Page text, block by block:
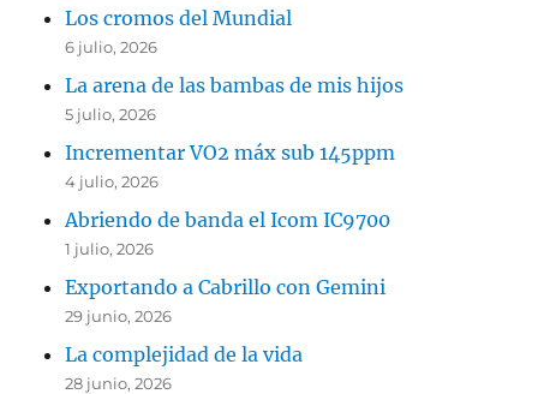
Los cromos del Mundial
6 julio, 2026
La arena de las bambas de mis hijos
5 julio, 2026
Incrementar VO2 máx sub 145ppm
4 julio, 2026
Abriendo de banda el Icom IC9700
1 julio, 2026
Exportando a Cabrillo con Gemini
29 junio, 2026
La complejidad de la vida
28 junio, 2026